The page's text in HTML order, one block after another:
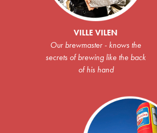
VILLE VILEN
Our brewmaster - knows the
secrets of brewing like the back
of his hand